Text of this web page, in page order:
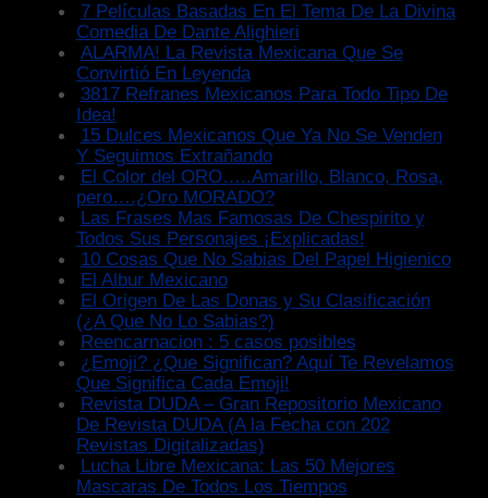
7 Películas Basadas En El Tema De La Divina
Comedia De Dante Alighieri
ALARMA! La Revista Mexicana Que Se
Convirtió En Leyenda
3817 Refranes Mexicanos Para Todo Tipo De
Idea!
15 Dulces Mexicanos Que Ya No Se Venden
Y Seguimos Extrañando
El Color del ORO…..Amarillo, Blanco, Rosa,
pero….¿Oro MORADO?
Las Frases Mas Famosas De Chespirito y
Todos Sus Personajes ¡Explicadas!
10 Cosas Que No Sabias Del Papel Higienico
El Albur Mexicano
El Origen De Las Donas y Su Clasificación
(¿A Que No Lo Sabias?)
Reencarnacion : 5 casos posibles
¿Emoji? ¿Que Significan? Aquí Te Revelamos
Que Significa Cada Emoji!
Revista DUDA – Gran Repositorio Mexicano
De Revista DUDA (A la Fecha con 202
Revistas Digitalizadas)
Lucha Libre Mexicana: Las 50 Mejores
Mascaras De Todos Los Tiempos